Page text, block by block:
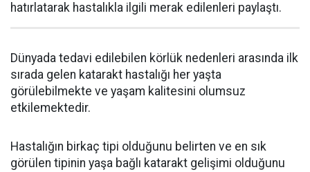
hatırlatarak hastalıkla ilgili merak edilenleri paylaştı.
Dünyada tedavi edilebilen körlük nedenleri arasında ilk
sırada gelen katarakt hastalığı her yaşta
görülebilmekte ve yaşam kalitesini olumsuz
etkilemektedir.
Hastalığın birkaç tipi olduğunu belirten ve en sık
görülen tipinin yaşa bağlı katarakt gelişimi olduğunu